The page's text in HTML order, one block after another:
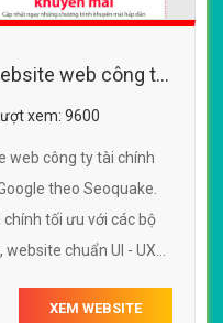
web công ty
xem: 9600
web công ty tài chính
theo Seoquake.
tối ưu với các bộ
chuẩn UI - UX
XEM WEBSITE